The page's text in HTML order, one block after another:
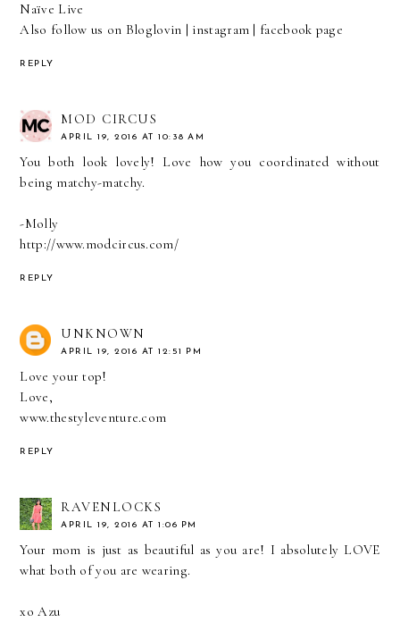
Naïve Live
Also follow us on Bloglovin instagram facebook page
REPLY
MOD CIRCUS
APRIL 19, 2016 AT 10:38 AM
You both look lovely! Love how you coordinated without
being matchy-matchy.
-Molly
http://www.modcircus.com/
REPLY
UNKNOWN
APRIL 19, 2016 AT 12:51 PM
Love your top!
Love,
www.thestyleventure.com
REPLY
RAVENLOCKS
APRIL 19, 2016 AT 1:06 PM
Your mom is just as beautiful as you are! I absolutely LOVE
what both of you are wearing.
xo Azu